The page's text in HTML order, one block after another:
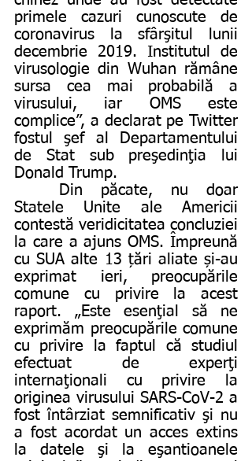
primele cazuri cunoscute de
coronavirus la sfârşitul lunii
decembrie 2019. Institutul de
virusologie din Wuhan rămâne
sursa cea mai probabilă a
virusului, iar OMS este
complice”, a declarat pe Twitter
fostul şef al Departamentului
de Stat sub preşedinţia lui
Donald Trump.
Statele Unite ale Americii
contestă veridicitatea concluziei
la care a ajuns OMS. Împreună
cu SUA alte 13 țări aliate și-au
exprimat ieri, preocupările
comune cu privire la acest
raport. „Este esenţial să ne
exprimăm preocupările comune
cu privire la faptul că studiul
efectuat de experţi
internaţionali cu privire la
originea virusului SARS-CoV-2 a
fost întârziat semnificativ şi nu
a fost acordat un acces extins
la datele şi la eşantioanele